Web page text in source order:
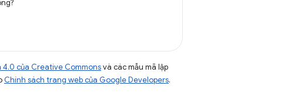
4.0 của Creative Commonsvà các mẫu mã lập
Chính sách trang web của Google Developers.